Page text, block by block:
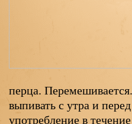
перца.
выпивать с утра и
употребление в